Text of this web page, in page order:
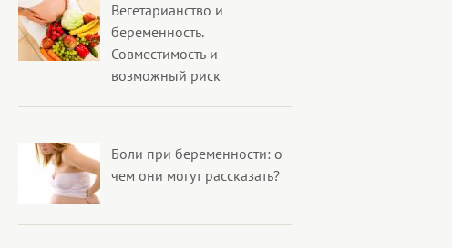
Вегетарианство и
беременность.
Совместимость и
возможный риск
Боли при беременности: о
чем они могут рассказать?